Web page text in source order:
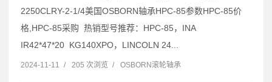
2250CLRY-2-1/4美国OSBORN轴承HPC-85参数HPC-85价
格,HPC-85采购 热销型号推荐：HPC-85，INA
IR42*47*20 KG140XPO，LINCOLN 24...
2024-11-11 / 205 次浏览 / OSBORN滚轮轴承